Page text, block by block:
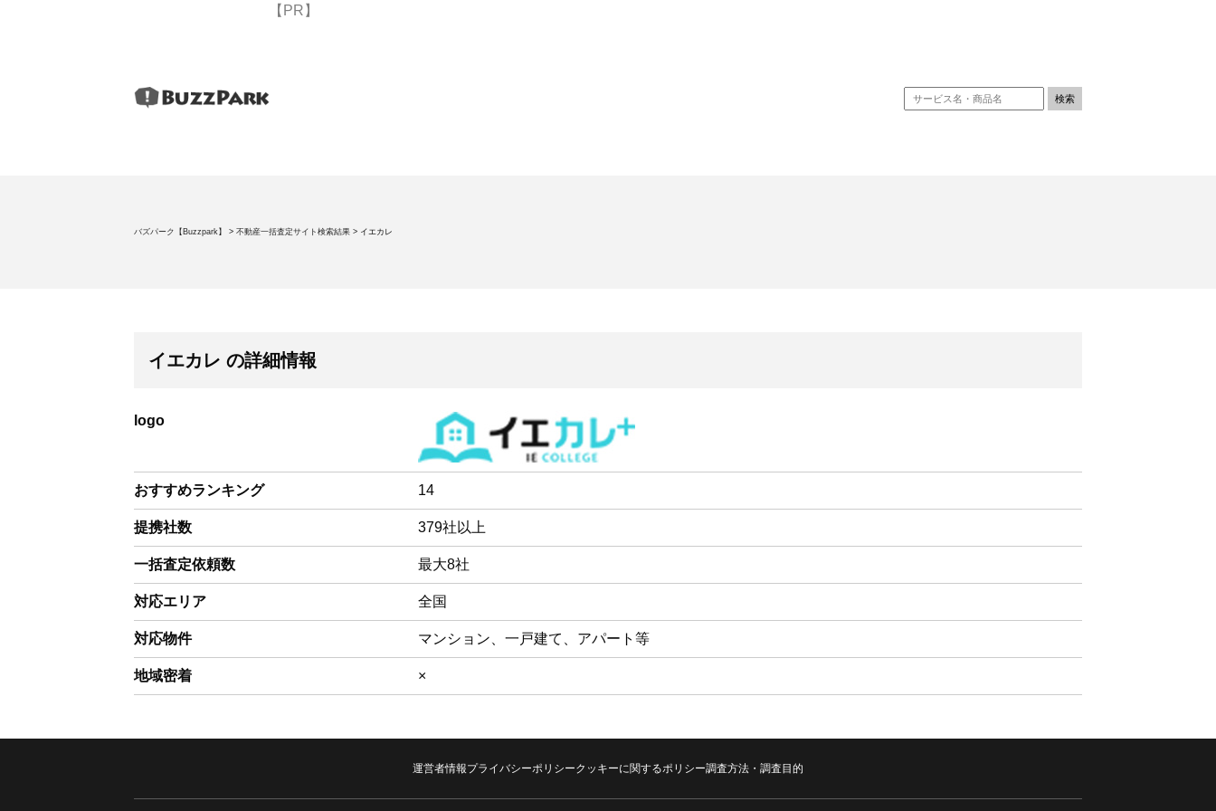
【PR】
バズパーク【Buzzpark】 > 不動産一括査定サイト検索結果 > イエカレ
イエカレ の詳細情報
logo
おすすめランキング 14
提携社数 379社以上
一括査定依頼数 最大8社
対応エリア 全国
対応物件 マンション、一戸建て、アパート等
地域密着 ×
運営者情報プライバシーポリシークッキーに関するポリシー調査方法・調査目的